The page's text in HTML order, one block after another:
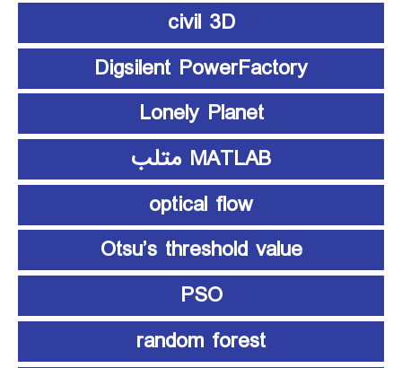
civil 3D
Digsilent PowerFactory
Lonely Planet
MATLAB متلب
optical flow
Otsu’s threshold value
PSO
random forest